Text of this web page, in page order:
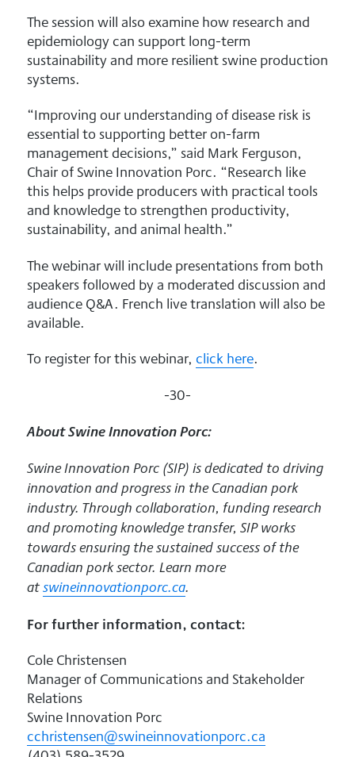
The session will also examine how research and
epidemiology can support long-term
sustainability and more resilient swine production
systems.
“Improving our understanding of disease risk is
essential to supporting better on-farm
management decisions,” said Mark Ferguson,
Chair of Swine Innovation Porc. “Research like
this helps provide producers with practical tools
and knowledge to strengthen productivity,
sustainability, and animal health.”
The webinar will include presentations from both
speakers followed by a moderated discussion and
audience Q&A. French live translation will also be
available.
To register for this webinar, click here.
-30-
About Swine Innovation Porc:
Swine Innovation Porc (SIP) is dedicated to driving
innovation and progress in the Canadian pork
industry. Through collaboration, funding research
and promoting knowledge transfer, SIP works
towards ensuring the sustained success of the
Canadian pork sector. Learn more
atswineinnovationporc.ca.
For further information, contact:
Cole Christensen
Manager of Communications and Stakeholder
Relations
Swine Innovation Porc
cchristensen@swineinnovationporc.ca